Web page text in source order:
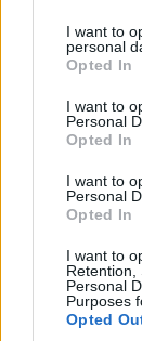
not limited to
grant or deny
use your data
consent section.
I want to
personal
Opted In
I want to
Personal
Opted In
I want to
Personal
Opted In
I want to
Retention,
Personal
Purposes
Opted
2021. szeptember
EXKLUZÍV:
Kabát
beszélgetni.
szüksége van